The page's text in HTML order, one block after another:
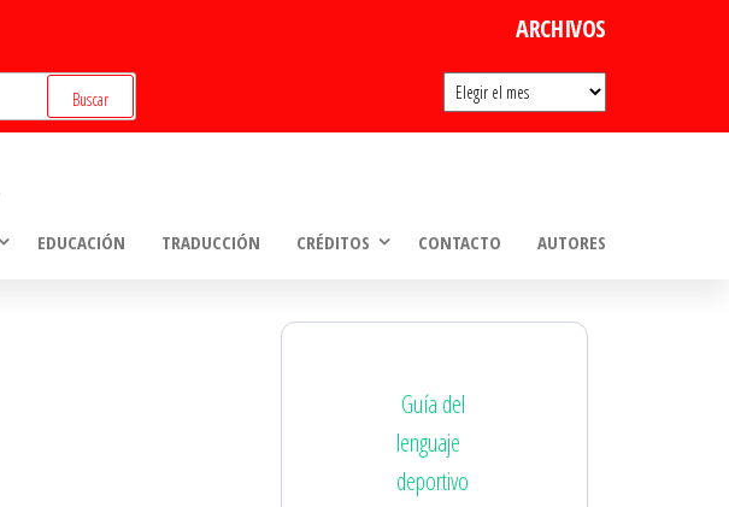
ARCHIVOS
Archivos
EDUCACIÓN TRADUCCIÓN CRÉDITOS CONTACTO AUTORES
Guía del
lenguaje
deportivo